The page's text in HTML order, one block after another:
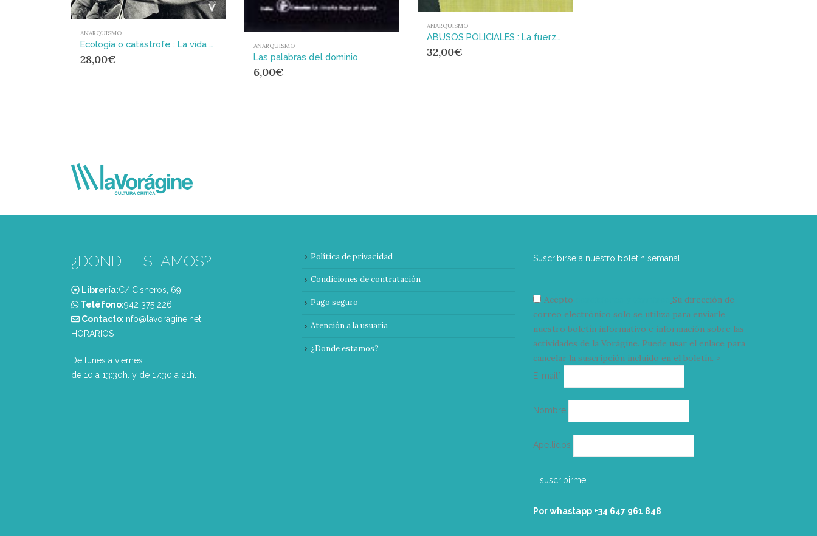
ANARQUISMO
Ecología o catástrofe : La vida de Murray Bookchin
28,00€
ANARQUISMO
Las palabras del dominio
6,00€
ANARQUISMO
ABUSOS POLICIALES : La fuerza pública y sus usos
32,00€
¿DONDE ESTAMOS?
Librería:C/ Cisneros, 69
Teléfono:‭942 375 226‬
Contacto:info@lavoragine.net
HORARIOS
De lunes a viernes
de 10 a 13:30h. y de 17:30 a 21h.
Política de privacidad
Condiciones de contratación
Pago seguro
Atención a la usuaria
¿Donde estamos?
Suscribirse a nuestro boletín semanal
Acepto
Su dirección de
correo electrónico solo se utiliza para enviarle
nuestro boletín informativo e información sobre las
actividades de la Vorágine. Puede usar el enlace para
cancelar la suscripción incluido en el boletín. >
E-mail*
electrónico
Nombre
Apellidos
Por whastapp +34 ‭647 961 848‬